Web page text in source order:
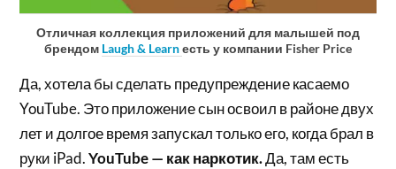
Отличная коллекция приложений для малышей под
брендом Laugh & Learnесть у компании Fisher Price
Да, хотела бы сделать предупреждение касаемо
YouTube. Это приложение сын освоил в районе двух
лет и долгое время запускал только его, когда брал в
руки iPad.YouTube — как наркотик.Да, там есть